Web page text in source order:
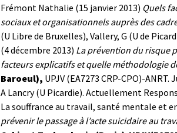
Frémont Nathalie (15 janvier 2013) Quels
sociaux et organisationnels auprès des
(U Libre de Bruxelles), Vallery, G (U de
(4 décembre 2013) La prévention du risque
facteurs explicatifs et quelle méthodologie
Baroeul), UPJV (EA7273 CRP-CPO)-
A Lancry (U Picardie). Actuellement
La souffrance au travail, santé mentale et
prévenir le passage à l’acte suicidaire au